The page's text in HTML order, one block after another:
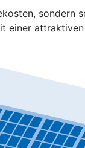
sondern
einer